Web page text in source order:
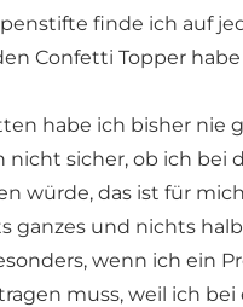
finde ich auf
Confetti Topper
habe ich bisher nie
nicht sicher, ob ich bei
würde, das ist für mich
ganzes und nichts
wenn ich ein
muss, weil ich bei